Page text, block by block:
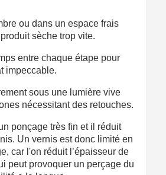
ou dans un espace frais
sèche trop vite.
entre chaque étape pour
impeccable.
sous une lumière vive
nécessitant des retouches.
ponçage très fin et il réduit
Un vernis est donc limité en
car l'on réduit l’épaisseur de
peut provoquer un perçage du